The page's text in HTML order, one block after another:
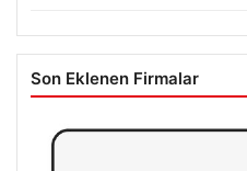
Son Eklenen Firmalar